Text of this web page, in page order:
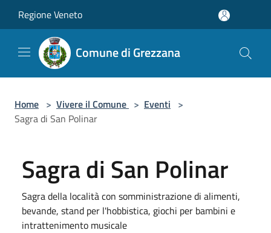
Regione Veneto
Comune di Grezzana
Home > Vivere il Comune > Eventi >
Sagra di San Polinar
Sagra di San Polinar
Sagra della località con somministrazione di alimenti,
bevande, stand per l'hobbistica, giochi per bambini e
intrattenimento musicale